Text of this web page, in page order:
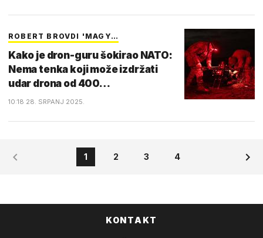
ROBERT BROVDI 'MAGY…
Kako je dron-guru šokirao NATO:
Nema tenka koji može izdržati
udar drona od 400…
10:18 28. SRPANJ 2025.
1 2 3 4
KONTAKT